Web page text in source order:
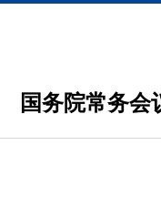
国务院常务会